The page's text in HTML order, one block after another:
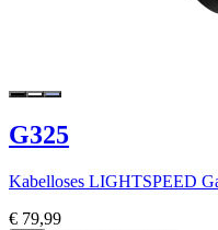
G325
Kabelloses LIGHTSPEED
€ 79,99